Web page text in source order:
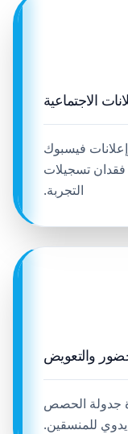
الاجتماعية
فيسبوك
تسجيلات
التجربة.
والتعويض
جدولة الحصص
يدوي للمنسقين.